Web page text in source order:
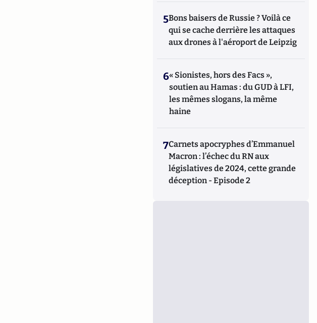
5Bons baisers de Russie ? Voilà ce
qui se cache derrière les attaques
aux drones à l'aéroport de Leipzig
6« Sionistes, hors des Facs »,
soutien au Hamas : du GUD à LFI,
les mêmes slogans, la même
haine
7Carnets apocryphes d’Emmanuel
Macron : l’échec du RN aux
législatives de 2024, cette grande
déception - Episode 2